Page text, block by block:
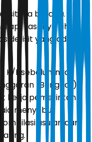
berapa.
rasanya sih itu
defisit yang ada,"
K/L sebelumnya
(Banggar)
kerja pemerintah
menyebut
usulan dari